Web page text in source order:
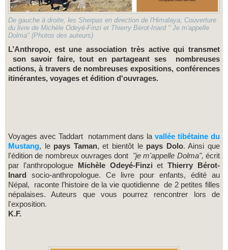
De gauche à droite, les Sherpas en direction de l'Himalaya; Couverture
du livre de Michèle Odeyé-Finzi et Thierry Bérot-Inard " Je m'appelle
Dolma" (Photos des auteurs)
L’Anthropo, est une association très active qui transmet
son savoir faire, tout en partageant ses nombreuses
actions, à travers de nombreuses expositions, conférences
itinérantes, voyages et édition d'ouvrages.
Voyages avec Taddart notamment dans lavallée tibétaine du
Mustang, le pays Taman, et bientôt lepays Dolo. Ainsi que
l'édition de nombreux ouvrages dont "je m'appelle Dolma", écrit
par l’anthropologue Michèle Odeyé-FinzietThierry Bérot-
Inard socio-anthropologue. Ce livre pour enfants, édité au
Népal, raconte l’histoire de la vie quotidienne de 2 petites filles
népalaises. Auteurs que vous pourrez rencontrer lors de
l'exposition.
K.F.